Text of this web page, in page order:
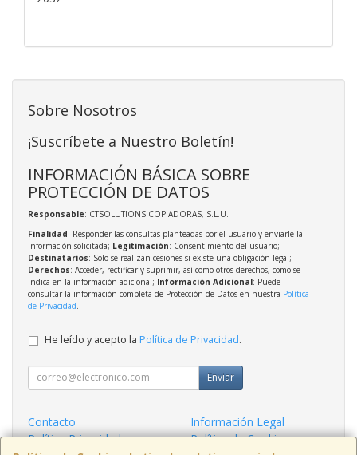
Sobre Nosotros
¡Suscríbete a Nuestro Boletín!
INFORMACIÓN BÁSICA SOBRE
PROTECCIÓN DE DATOS
Responsable: CTSOLUTIONS COPIADORAS, S.L.U.
Finalidad: Responder las consultas planteadas por el usuario y enviarle la
información solicitada; Legitimación: Consentimiento del usuario;
Destinatarios: Solo se realizan cesiones si existe una obligación legal;
Derechos: Acceder, rectificar y suprimir, así como otros derechos, como se
indica en la información adicional; Información Adicional: Puede
consultar la información completa de Protección de Datos en nuestra Política
de Privacidad
He leído y acepto la Política de Privacidad.
Enviar
Contacto
Información Legal
Política Privacidad
Política de Cookies